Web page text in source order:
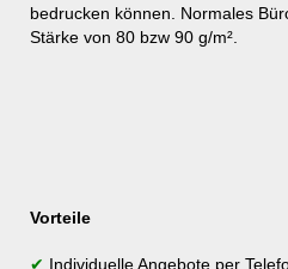
bedrucken können. Normales
Stärke von 80 bzw 90 g/m².
Vorteile
✔ Individuelle Angebote per